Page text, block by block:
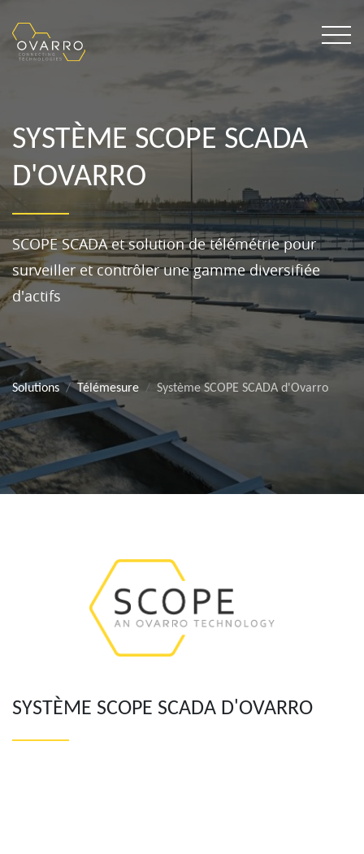
SYSTÈME SCOPE SCADA
D'OVARRO
SCOPE SCADA et solution de télémétrie pour
surveiller et contrôler une gamme diversifiée
d'actifs
Solutions Télémesure Système SCOPE SCADA d'Ovarro
SYSTÈME SCOPE SCADA D'OVARRO